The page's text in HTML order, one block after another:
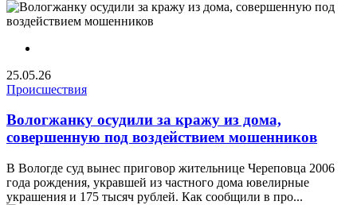
25.05.26
Происшествия
Вологжанку осудили за кражу из дома,
совершенную под воздействием мошенников
В Вологде суд вынес приговор жительнице Череповца 2006
года рождения, укравшей из частного дома ювелирные
украшения и 175 тысяч рублей. Как сообщили в про...